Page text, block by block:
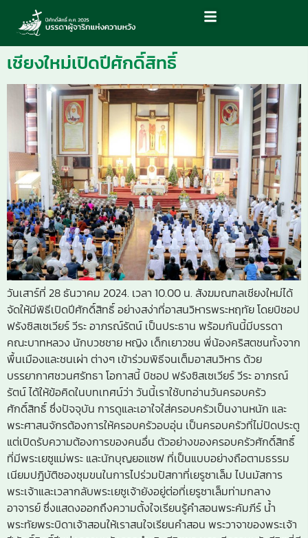
เชียงใหม่เปิดปีศักดิ์สิทธิ์
วันเสาร์ที่ 28 ธันวาคม 2024. เวลา 10.00 น. สังฆมณฑลเชียงใหม่ได้
จัดให้มีพิธีเปิดปีศักดิ์สิทธิ์ อย่างสง่าที่อาสนวิหารพระหฤทัย โดยบิชอป
ฟรังซิสเซเวียร์ วีระ อาภรณ์รัตน์ เป็นประธาน พร้อมกันนี้มีบรรดา
คณะบาทหลวง นักบวชชาย หญิง เด็กเยาวชน พี่น้องคริสตชนทั้งจาก
พื้นเมืองและชนเผ่า ต่างๆ เข้าร่วมพิธีจนเต็มอาสนวิหาร ด้วย
บรรยากาศชวนศรัทธา โอกาสนี้ บิชอป ฟรังซิสเซเวียร์ วีระ อาภรณ์
รัตน์ ได้ให้ข้อคิดในบทเทศน์ว่า วันนี้เราใช้บทอ่านวันครอบครัว
ศักดิ์สิทธิ์ ซึ่งปัจจุบัน การดูและเอาใจใส่ครอบครัวเป็นงานหนัก และ
พระศาสนจักรต้องการให้ครอบครัวอบอุ่น เป็นครอบครัวที่ไม่ปิดประตู
แต่เปิดรับความต้องการของคนอื่น ตัวอย่างของครอบครัวศักดิ์สิทธิ์
ที่มีพระเยซูแม่พระ และนักบุญยอแซฟ ที่เป็นแบบอย่างถือตามธรรม
เนียมปฎิบัติชองชุมขนในการไปร่วมปัสกาที่เยรูซาเล็ม ไปนมัสการ
พระเจ้าและเวลากลับพระเยซูเจ้ายังอยู่ต่อที่เยรูซาเล็มท่ามกลาง
อาจารย์ ซึ่งแสดงออกถึงความตั้งใจเรียนรู้คำสอนพระคัมภีร์ น้ำ
พระทัยพระบิดาเจ้าสอนให้เราสนใจเรียนคำสอน พระวาจาของพระเจ้า